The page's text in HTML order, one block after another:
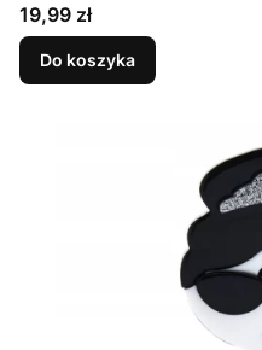
Cena
19,99 zł
Do koszyka